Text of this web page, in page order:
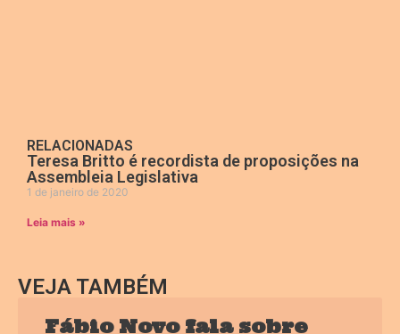
RELACIONADAS
Teresa Britto é recordista de proposições na
Assembleia Legislativa
1 de janeiro de 2020
Leia mais »
VEJA TAMBÉM
Fábio Novo fala sobre